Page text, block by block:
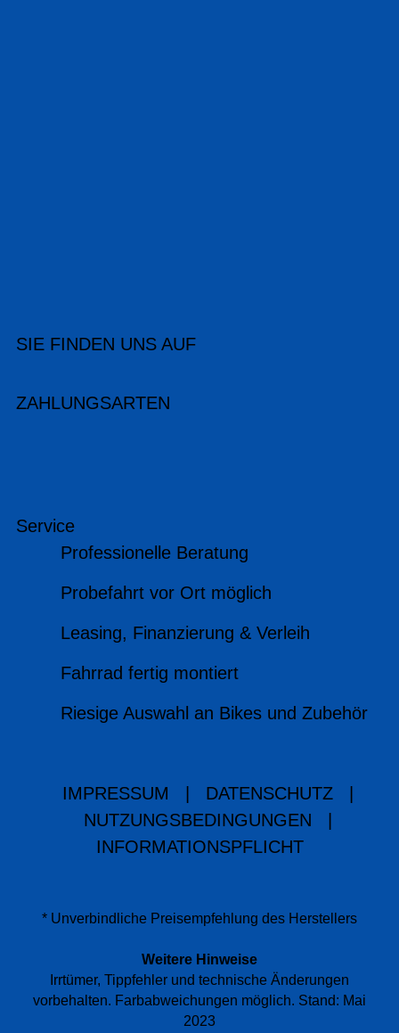
SIE FINDEN UNS AUF
ZAHLUNGSARTEN
Service
Professionelle Beratung
Probefahrt vor Ort möglich
Leasing, Finanzierung & Verleih
Fahrrad fertig montiert
Riesige Auswahl an Bikes und Zubehör
IMPRESSUM DATENSCHUTZ
NUTZUNGSBEDINGUNGEN
INFORMATIONSPFLICHT
* Unverbindliche Preisempfehlung des Herstellers
Weitere Hinweise
Irrtümer, Tippfehler und technische Änderungen
vorbehalten. Farbabweichungen möglich. Stand: Mai
2023